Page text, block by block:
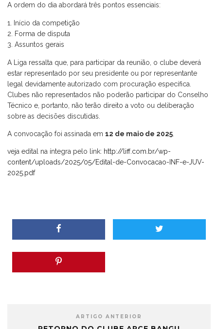
A ordem do dia abordará três pontos essenciais:
Início da competição
Forma de disputa
Assuntos gerais
A Liga ressalta que, para participar da reunião, o clube deverá
estar representado por seu presidente ou por representante
legal devidamente autorizado com procuração específica.
Clubes não representados não poderão participar do Conselho
Técnico e, portanto, não terão direito a voto ou deliberação
sobre as decisões discutidas.
A convocação foi assinada em 12 de maio de 2025
veja edital na íntegra pelo link: http://liff.com.br/wp-
content/uploads/2025/05/Edital-de-Convocacao-INF-e-JUV-
2025.pdf
ARTIGO ANTERIOR